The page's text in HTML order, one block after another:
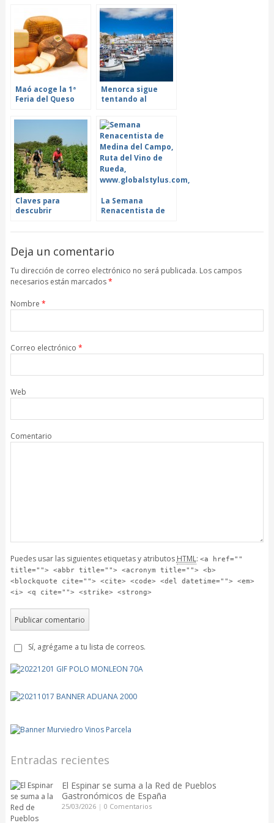
Maó acoge la 1ª
Feria del Queso
Menorca sigue
tentando al
de la temporada
estival
Claves para
descubrir
epicentro de la
La Semana
Renacentista de
nos traslada al
Deja un comentario
Tu dirección de correo electrónico no será publicada. Los campos
necesarios están marcados*
Nombre *
Correo electrónico *
Web
Comentario
Puedes usar las siguientes etiquetas y atributos HTML: <a href=""
title=""> <abbr title=""> <acronym title=""> <b>
<blockquote cite=""> <cite> <code> <del datetime=""> <em>
<i> <q cite=""> <strike> <strong>
Sí, agrégame a tu lista de correos.
Entradas recientes
El Espinar se suma a la Red de Pueblos
Gastronómicos de España
25/03/2026| 0 Comentarios